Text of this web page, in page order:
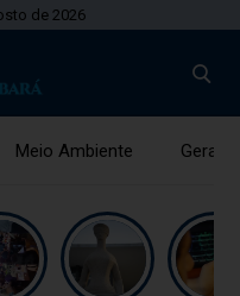
de 2026
Meio Ambiente Gerais